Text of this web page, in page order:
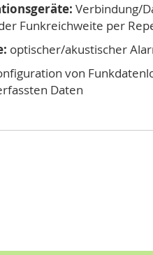
Verbindung/
Funkreichweite per
optischer/akustischer
von
Daten